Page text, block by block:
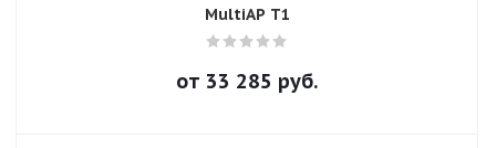
MultiAP T1
от 33 285 руб.